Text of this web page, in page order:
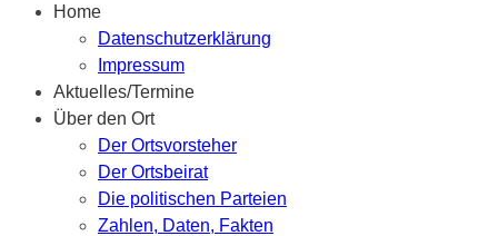
Home
Datenschutzerklärung
Impressum
Aktuelles/Termine
Über den Ort
Der Ortsvorsteher
Der Ortsbeirat
Die politischen Parteien
Zahlen, Daten, Fakten